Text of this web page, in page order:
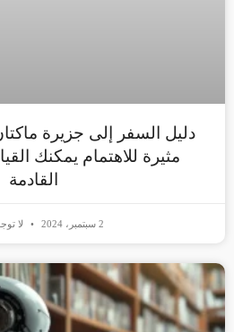
مثيرة للاهتمام يمكنك
القادمة
2 سبتمبر، 2024 لا